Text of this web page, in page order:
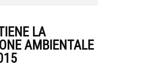
LA
AMBIENTALE